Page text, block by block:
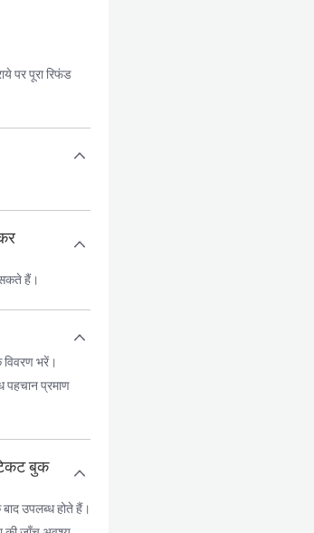
पर पूरा रिफंड
हैं।
भरें।
पहचान प्रमाण
बुक
उपलब्ध होते हैं।